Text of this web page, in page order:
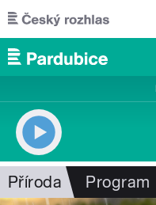
Přejít k hlavnímu obsahu
Příroda Program